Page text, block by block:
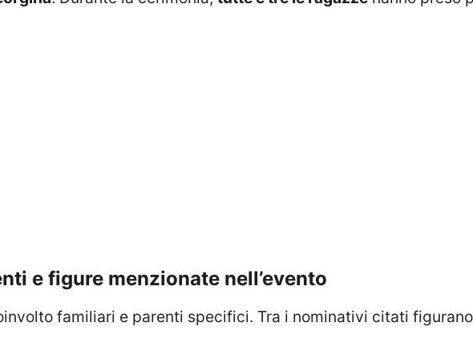
e figure menzionate nell’evento
familiari e parenti specifici. Tra i nominativi citati